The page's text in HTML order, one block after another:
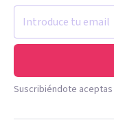
Suscribiéndote